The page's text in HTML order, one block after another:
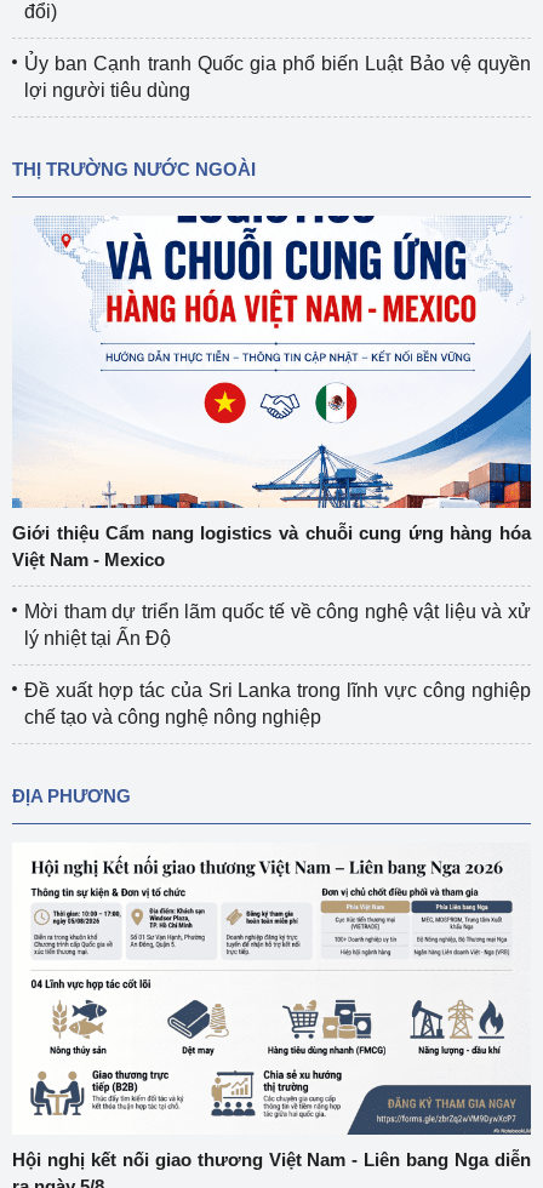
đổi)
Ủy ban Cạnh tranh Quốc gia phổ biến Luật Bảo vệ quyền
lợi người tiêu dùng
THỊ TRƯỜNG NƯỚC NGOÀI
Giới thiệu Cẩm nang logistics và chuỗi cung ứng hàng hóa
Việt Nam - Mexico
Mời tham dự triển lãm quốc tế về công nghệ vật liệu và xử
lý nhiệt tại Ấn Độ
Đề xuất hợp tác của Sri Lanka trong lĩnh vực công nghiệp
chế tạo và công nghệ nông nghiệp
ĐỊA PHƯƠNG
Hội nghị kết nối giao thương Việt Nam - Liên bang Nga diễn